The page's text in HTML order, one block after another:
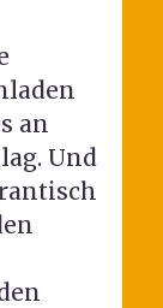
an
Und